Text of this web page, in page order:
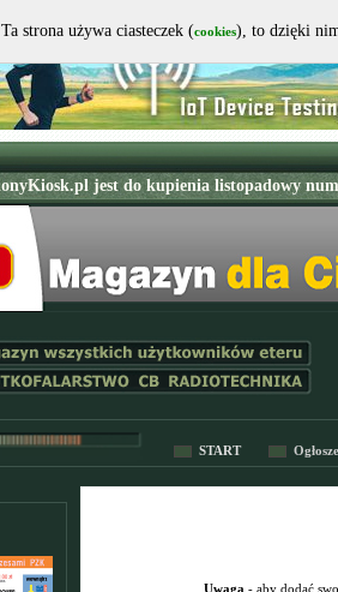
START
Uwaga - aby dodać
Ta strona używa ciasteczek (cookies), to dzięki